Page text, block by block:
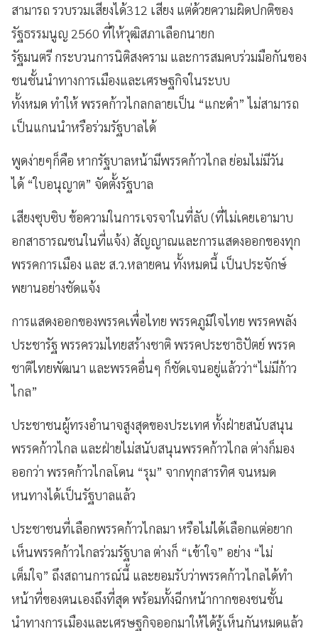
สามารถ รวบรวมเสียงได้312 เสียง แต่ด้วยความผิดปกติของ
รัฐธรรมนูญ 2560 ที่ให้วุฒิสภาเลือกนายก
รัฐมนตรี กระบวนการนิติสงคราม และการสมคบร่วมมือกันของ
ชนชั้นนำทางการเมืองและเศรษฐกิจในระบบ
ทั้งหมด ทำให้ พรรคก้าวไกลกลายเป็น “แกะดำ” ไม่สามารถ
เป็นแกนนำหรือร่วมรัฐบาลได้
พูดง่ายๆก็คือ หากรัฐบาลหน้ามีพรรคก้าวไกล ย่อมไม่มีวัน
ได้ “ใบอนุญาต” จัดตั้งรัฐบาล
เสียงซุบซิบ ข้อความในการเจรจาในที่ลับ (ที่ไม่เคยเอามาบ
อกสาธารณชนในที่แจ้ง) สัญญาณและการแสดงออกของทุก
พรรคการเมือง และ ส.ว.หลายคน ทั้งหมดนี้ เป็นประจักษ์
พยานอย่างชัดแจ้ง
การแสดงออกของพรรคเพื่อไทย พรรคภูมิใจไทย พรรคพลัง
ประชารัฐ พรรครวมไทยสร้างชาติ พรรคประชาธิปัตย์ พรรค
ชาติไทยพัฒนา และพรรคอื่นๆ ก็ชัดเจนอยู่แล้วว่า“ไม่มีก้าว
ไกล”
ประชาชนผู้ทรงอำนาจสูงสุดของประเทศ ทั้งฝ่ายสนับสนุน
พรรคก้าวไกล และฝ่ายไม่สนับสนุนพรรคก้าวไกล ต่างก็มอง
ออกว่า พรรคก้าวไกลโดน “รุม” จากทุกสารทิศ จนหมด
หนทางได้เป็นรัฐบาลแล้ว
ประชาชนที่เลือกพรรคก้าวไกลมา หรือไม่ได้เลือกแต่อยาก
เห็นพรรคก้าวไกลร่วมรัฐบาล ต่างก็ “เข้าใจ” อย่าง “ไม่
เต็มใจ” ถึงสถานการณ์นี้ และยอมรับว่าพรรคก้าวไกลได้ทำ
หน้าที่ของตนเองถึงที่สุด พร้อมทั้งฉีกหน้ากากของชนชั้น
นำทางการเมืองและเศรษฐกิจออกมาให้ได้รู้เห็นกันหมดแล้ว